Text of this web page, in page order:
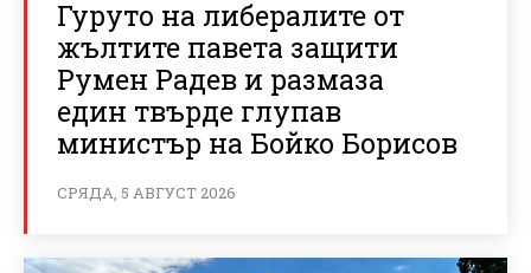
Гуруто на либералите от
жълтите павета защити
Румен Радев и размаза
един твърде глупав
министър на Бойко Борисов
СРЯДА, 5 АВГУСТ 2026